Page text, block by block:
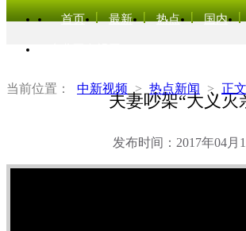
首页 最新 热点 国内
当前位置： 中新视频 > 热点新闻 > 正文
夫妻吵架“大义灭
发布时间：2017年04月